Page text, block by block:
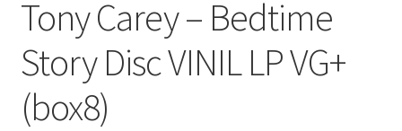
Tony Carey – Bedtime
Story Disc VINIL LP VG+
(box8)